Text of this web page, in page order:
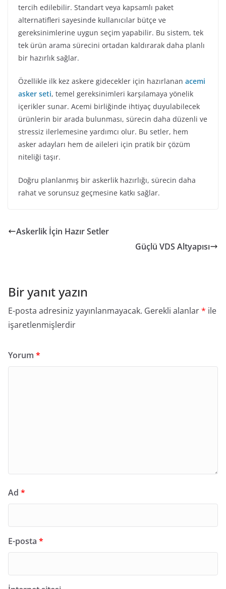
tercih edilebilir. Standart veya kapsamlı paket
alternatifleri sayesinde kullanıcılar bütçe ve
gereksinimlerine uygun seçim yapabilir. Bu sistem, tek
tek ürün arama sürecini ortadan kaldırarak daha planlı
bir hazırlık sağlar.
Özellikle ilk kez askere gidecekler için hazırlanan acemi
asker seti, temel gereksinimleri karşılamaya yönelik
içerikler sunar. Acemi birliğinde ihtiyaç duyulabilecek
ürünlerin bir arada bulunması, sürecin daha düzenli ve
stressiz ilerlemesine yardımcı olur. Bu setler, hem
asker adayları hem de aileleri için pratik bir çözüm
niteliği taşır.
Doğru planlanmış bir askerlik hazırlığı, sürecin daha
rahat ve sorunsuz geçmesine katkı sağlar.
Askerlik İçin Hazır Setler
Güçlü VDS Altyapısı
Bir yanıt yazın
E-posta adresiniz yayınlanmayacak. Gerekli alanlar* ile
işaretlenmişlerdir
Yorum *
Ad *
E-posta *